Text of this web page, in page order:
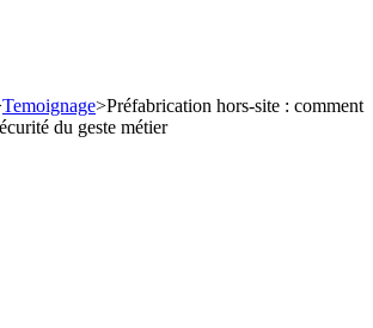
Temoignage>Préfabrication hors-site : comment
du geste métier